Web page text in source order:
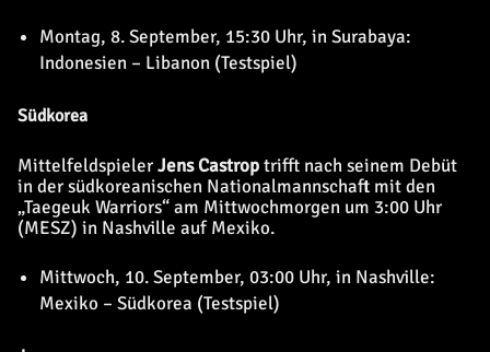
Montag, 8. September, 15:30 Uhr, in Surabaya:
Indonesien – Libanon (Testspiel)
Südkorea
MittelfeldspielerJens Castroptrifft nach seinem Debüt
in der südkoreanischen Nationalmannschaft mit den
„Taegeuk Warriors“ am Mittwochmorgen um 3:00 Uhr
(MESZ) in Nashville auf Mexiko.
Mittwoch, 10. September, 03:00 Uhr, in Nashville:
Mexiko – Südkorea (Testspiel)